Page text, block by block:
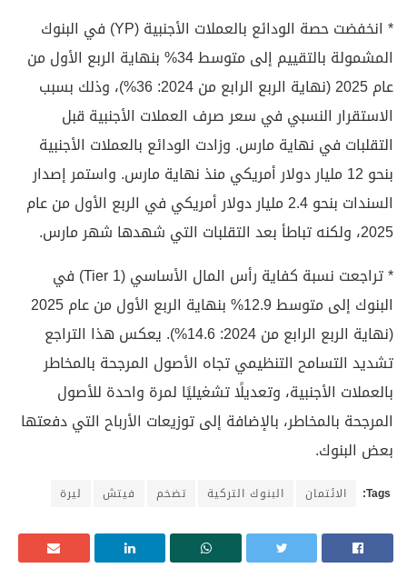
* انخفضت حصة الودائع بالعملات الأجنبية (YP) في البنوك
المشمولة بالتقييم إلى متوسط 34% بنهاية الربع الأول من
عام 2025 (نهاية الربع الرابع من 2024: 36%)، وذلك بسبب
الاستقرار النسبي في سعر صرف العملات الأجنبية قبل
التقلبات في نهاية مارس. وزادت الودائع بالعملات الأجنبية
بنحو 12 مليار دولار أمريكي منذ نهاية مارس. واستمر إصدار
السندات بنحو 2.4 مليار دولار أمريكي في الربع الأول من عام
2025، ولكنه تباطأ بعد التقلبات التي شهدها شهر مارس.
* تراجعت نسبة كفاية رأس المال الأساسي (Tier 1) في
البنوك إلى متوسط 12.9% بنهاية الربع الأول من عام 2025
(نهاية الربع الرابع من 2024: 14.6%). يعكس هذا التراجع
تشديد التسامح التنظيمي تجاه الأصول المرجحة بالمخاطر
بالعملات الأجنبية، وتعديلًا تشغيليًا لمرة واحدة للأصول
المرجحة بالمخاطر، بالإضافة إلى توزيعات الأرباح التي دفعتها
بعض البنوك.
Tags: الائتمان البنوك التركية تضخم فيتش ليرة